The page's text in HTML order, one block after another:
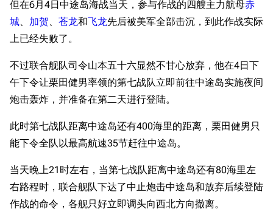
但在6月4日中途岛海战当天，参与作战的四艘主力航母赤
城、 加贺、 苍龙和飞龙先后被美军全部击沉，到此作战实际
上已经失败了。
不过联合舰队司令山本五十六显然不甘心放弃，他在4日下
午下令让栗田健男率领的第七战队立即前往中途岛实施夜间
炮击轰炸，并准备在第二天进行登陆。
此时第七战队距离中途岛还有400海里的距离，栗田健男只
能下令全队以最高航速35节赶往中途岛。
当天晚上21时左右，当第七战队距离中途岛还有80海里左
右路程时，联合舰队下达了中止炮击中途岛和放弃后续登陆
作战的命令，各舰只好立即调头向西北方向撤离。